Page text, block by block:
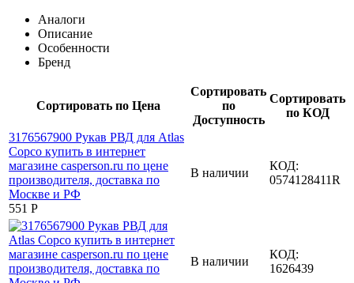
Аналоги
Описание
Особенности
Бренд
Сортировать по Цена
Сортировать
по
Доступность
Сортировать
по КОД
‍551‍ Р
В наличии
КОД:
0574128411R
В наличии
КОД:
1626439